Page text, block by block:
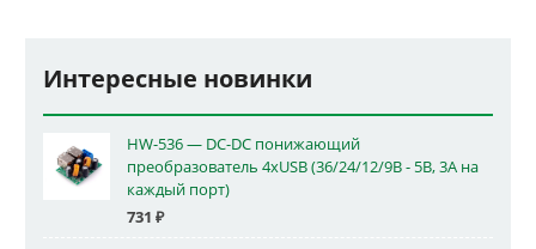
Интересные новинки
HW-536 — DC-DC понижающий
преобразователь 4xUSB (36/24/12/9В - 5В, 3А на
каждый порт)
731 ₽